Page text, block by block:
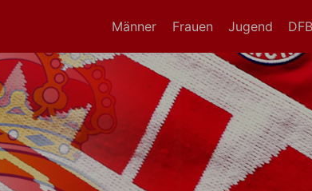
Männer Frauen Jugend DFB